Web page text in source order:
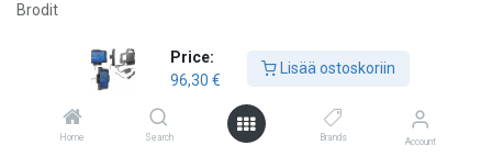
Price:
96,30 €
Lisää ostoskoriin
Home Search Brands Account
Brodit
€
Lisää ostoskoriin